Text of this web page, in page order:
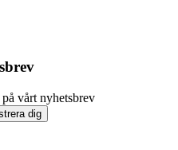
vårt nyhetsbrev
dig